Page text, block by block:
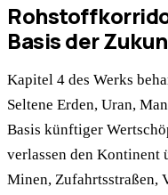
Basis der
Kapitel 4 des Werks
Seltene Erden, Uran,
Basis künftiger
verlassen den
Minen, Zufahrtsstraßen,